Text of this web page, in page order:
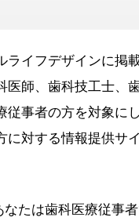
ライフデザインに掲
医師、歯科技工士、
従事者の方を対象に
に対する情報提供サ
なたは歯科医療従事
メリット